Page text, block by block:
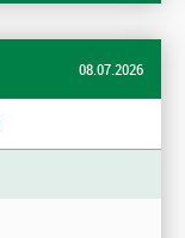
08.07.2026